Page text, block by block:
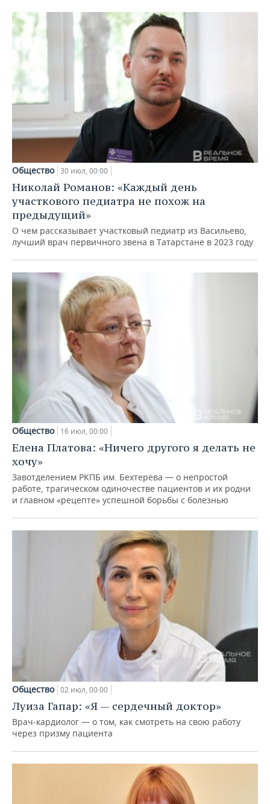
Общество 30 июл, 00:00
Николай Романов: «Каждый день
участкового педиатра не похож на
предыдущий»
О чем рассказывает участковый педиатр из Васильево,
лучший врач первичного звена в Татарстане в 2023 году
Общество 16 июл, 00:00
Елена Платова: «Ничего другого я делать не
хочу»
Завотделением РКПБ им. Бехтерева — о непростой
работе, трагическом одиночестве пациентов и их родни
и главном «рецепте» успешной борьбы с болезнью
Общество 02 июл, 00:00
Луиза Гапар: «Я — сердечный доктор»
Врач-кардиолог — о том, как смотреть на свою работу
через призму пациента